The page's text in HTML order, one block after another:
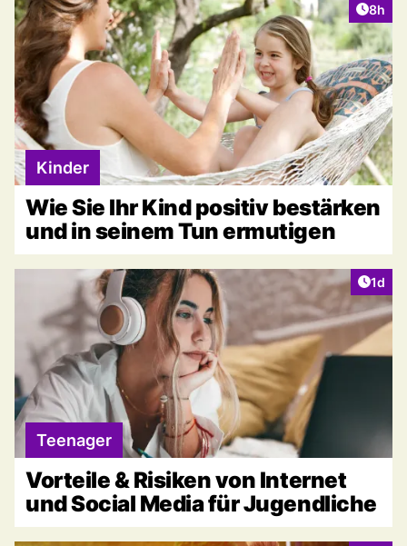
8h
Kinder
Wie Sie Ihr Kind positiv bestärken
und in seinem Tun ermutigen
1d
Teenager
Vorteile & Risiken von Internet
und Social Media für Jugendliche